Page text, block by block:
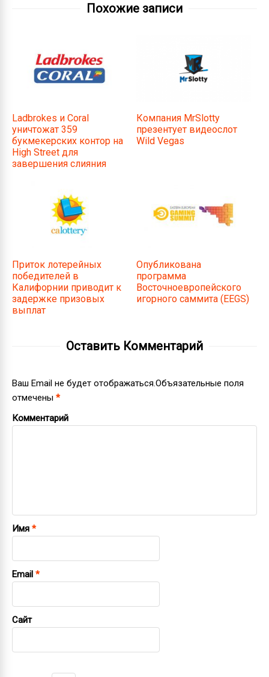
Похожие записи
Ladbrokes и Coral
уничтожат 359
букмекерских контор на
High Street для
завершения слияния
Компания MrSlotty
презентует видеослот
Wild Vegas
Приток лотерейных
победителей в
Калифорнии приводит к
задержке призовых
выплат
Опубликована
программа
Восточноевропейского
игорного саммита (EEGS)
Оставить Комментарий
Ваш Email не будет отображаться.Объязательные поля
отмечены *
Комментарий
Имя *
Email *
Сайт